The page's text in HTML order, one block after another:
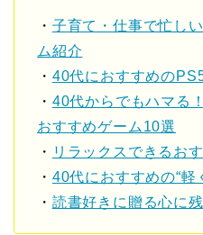
・ 子育て・仕事で忙し
ム紹介
・ 40代におすすめの
・ 40代からでもハマる
おすすめゲーム10選
・ リラックスできるお
・ 40代におすすめの“軽
・ 読書好きに贈る心に